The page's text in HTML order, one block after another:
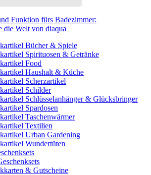
Funktion fürs Badezimmer:
die Welt von diaqua
Bücher & Spiele
Spirituosen & Getränke
Food
Haushalt & Küche
Scherzartikel
Schilder
Schlüsselanhänger & Glücksbringer
Spardosen
Taschenwärmer
Textilien
Urban Gardening
Wundertüten
& Gutscheine